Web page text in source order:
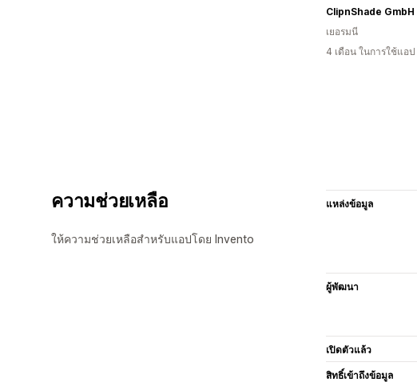
ClipnShade GmbH
เยอรมนี
4 เดือน ในการใช้แอป
ความช่วยเหลือ
ให้ความช่วยเหลือสำหรับแอปโดย Invento
แหล่งข้อมูล
ผู้พัฒนา
เปิดตัวแล้ว
สิทธิ์เข้าถึงข้อมูล